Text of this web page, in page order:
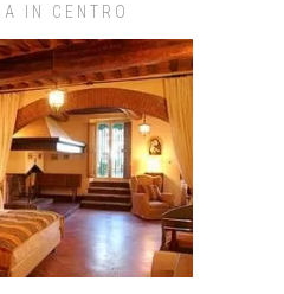
IN CENTRO